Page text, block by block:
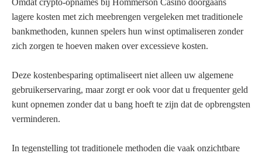
Omdat crypto-opnames bij Hommerson Casino doorgaans
lagere kosten met zich meebrengen vergeleken met traditionele
bankmethoden, kunnen spelers hun winst optimaliseren zonder
zich zorgen te hoeven maken over excessieve kosten.
Deze kostenbesparing optimaliseert niet alleen uw algemene
gebruikerservaring, maar zorgt er ook voor dat u frequenter geld
kunt opnemen zonder dat u bang hoeft te zijn dat de opbrengsten
verminderen.
In tegenstelling tot traditionele methoden die vaak onzichtbare